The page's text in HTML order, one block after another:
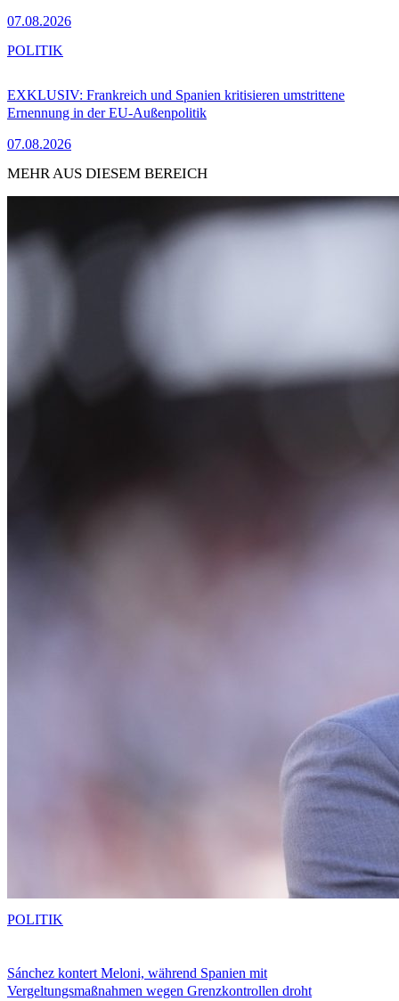
07.08.2026
EXKLUSIV: Frankreich und Spanien kritisieren umstrittene
Ernennung in der EU-Außenpolitik
07.08.2026
POLITIK
MEHR AUS DIESEM BEREICH
Sánchez kontert Meloni, während Spanien mit
Vergeltungsmaßnahmen wegen Grenzkontrollen droht
POLITIK